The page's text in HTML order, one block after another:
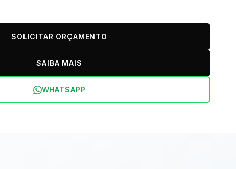
SOLICITAR ORÇAMENTO
SAIBA MAIS
WHATSAPP